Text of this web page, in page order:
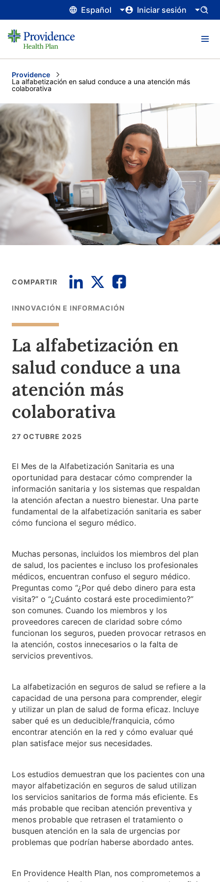
Español Iniciar sesión
Providence
Current:
La alfabetización en salud conduce a una atención más
colaborativa
COMPARTIR
INNOVACIÓN E INFORMACIÓN
La alfabetización en
salud conduce a una
atención más
colaborativa
27 OCTUBRE 2025
El Mes de la Alfabetización Sanitaria es una
oportunidad para destacar cómo comprender la
información sanitaria y los sistemas que respaldan
la atención afectan a nuestro bienestar. Una parte
fundamental de la alfabetización sanitaria es saber
cómo funciona el seguro médico.
Muchas personas, incluidos los miembros del plan
de salud, los pacientes e incluso los profesionales
médicos, encuentran confuso el seguro médico.
Preguntas como “¿Por qué debo dinero para esta
visita?” o “¿Cuánto costará este procedimiento?”
son comunes. Cuando los miembros y los
proveedores carecen de claridad sobre cómo
funcionan los seguros, pueden provocar retrasos en
la atención, costos innecesarios o la falta de
servicios preventivos.
La alfabetización en seguros de salud se refiere a la
capacidad de una persona para comprender, elegir
y utilizar un plan de salud de forma eficaz. Incluye
saber qué es un deducible/franquicia, cómo
encontrar atención en la red y cómo evaluar qué
plan satisface mejor sus necesidades.
Los estudios demuestran que los pacientes con una
mayor alfabetización en seguros de salud utilizan
los servicios sanitarios de forma más eficiente. Es
más probable que reciban atención preventiva y
menos probable que retrasen el tratamiento o
busquen atención en la sala de urgencias por
problemas que podrían haberse abordado antes.
En Providence Health Plan, nos comprometemos a